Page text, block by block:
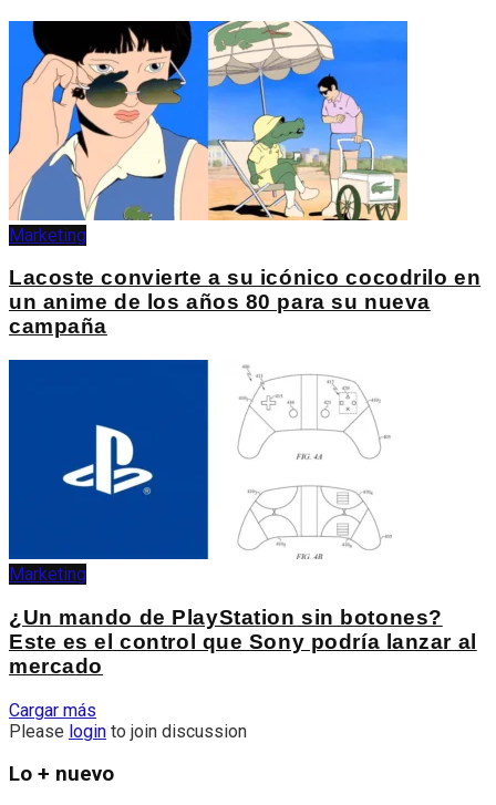
Marketing
Lacoste convierte a su icónico cocodrilo en
un anime de los años 80 para su nueva
campaña
Marketing
¿Un mando de PlayStation sin botones?
Este es el control que Sony podría lanzar al
mercado
Cargar más
Please login to join discussion
Lo + nuevo